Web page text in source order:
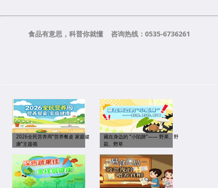
食品有意思，科普你就懂 咨询热线：0535-6736261
2026全民营养周“营养餐桌 家庭健
康”主题视
藏在身边的 “小陷阱”—— 野果、野
菇、野草